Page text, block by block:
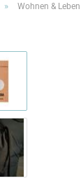
» Wohnen & Leben